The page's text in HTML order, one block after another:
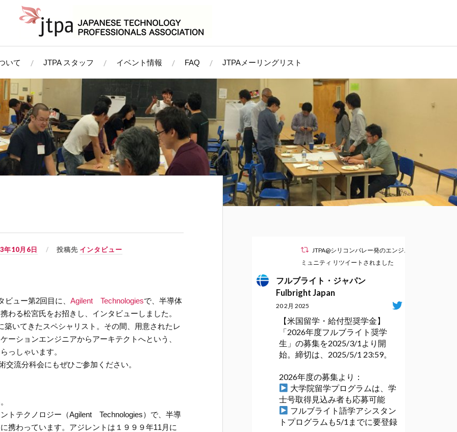
いて JTPA スタッフ イベント情報 FAQ JTPAメーリングリスト
年10月6日 投稿先 インタビュー
ビュー第2回目に、Agilent Technologiesで、半導体
わる松宮氏をお招きし、インタビューしました。
いてきたスペシャリスト。その間、用意されたレ
ーションエンジニアからアーキテクトへという、
っしゃいます。
交流分科会にもぜひご参加ください。
トテクノロジー（Agilent Technologies）で、半導
携わっています。アジレントは１９９９年11月に
JTPA@シリコンバレー発のエンジニアコ
ミュニティ リツイートされました
フルブライト・ジャパン
Fulbright Japan
20 2月 2025
【米国留学・給付型奨学金】
「2026年度フルブライト奨学
生」の募集を2025/3/1より開
始。締切は、2025/5/1 23:59。
2026年度の募集より：
大学院留学プログラムは、学
士号取得見込み者も応募可能
フルブライト語学アシスタン
トプログラムも5/1までに要登録